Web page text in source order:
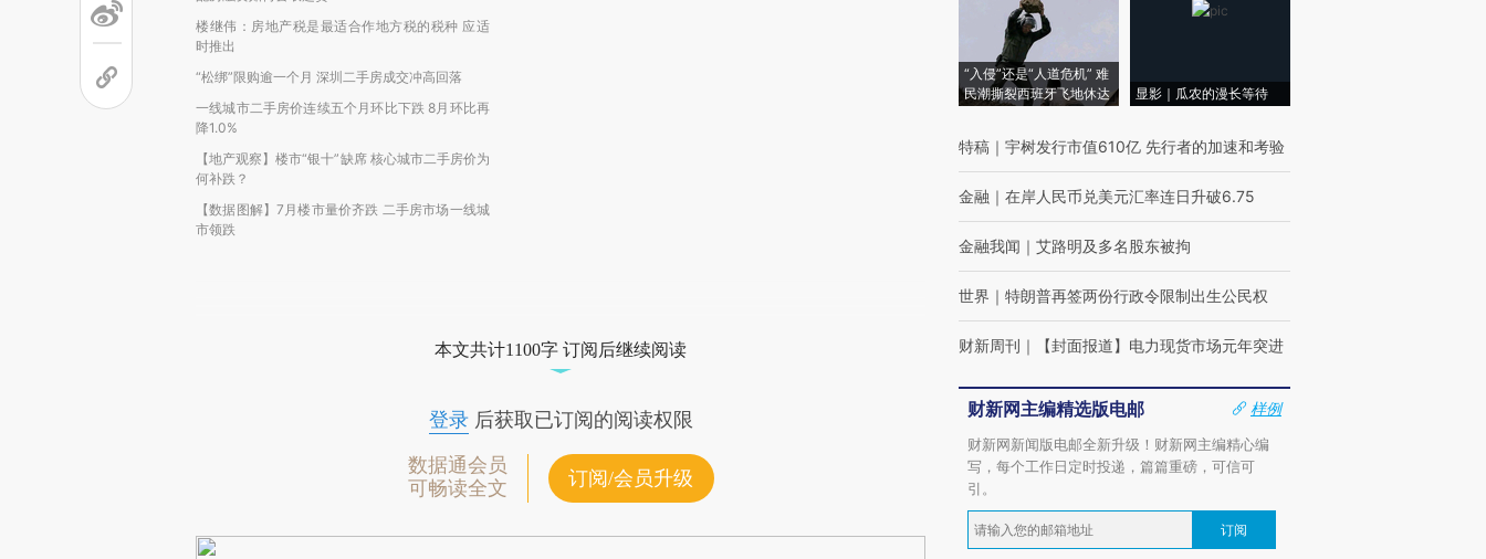
楼继伟：房地产税是最适合作地方税的税种 应适
时推出
“松绑”限购逾一个月 深圳二手房成交冲高回落
一线城市二手房价连续五个月环比下跌 8月环比再
降1.0%
【地产观察】楼市“银十”缺席 核心城市二手房价为
何补跌？
【数据图解】7月楼市量价齐跌 二手房市场一线城
市领跌
本文共计1100字 订阅后继续阅读
登录后获取已订阅的阅读权限
数据通会员
可畅读全文
订阅/会员升级
“入侵”还是“人道危机” 难
民潮撕裂西班牙飞地休达
显影｜瓜农的漫长等待
特稿 ｜ 宇树发行市值610亿 先行者的加速和考验
金融 ｜ 在岸人民币兑美元汇率连日升破6.75
金融我闻 ｜ 艾路明及多名股东被拘
世界 ｜ 特朗普再签两份行政令限制出生公民权
财新周刊 ｜ 【封面报道】电力现货市场元年突进
财新网主编精选版电邮
样例
财新网新闻版电邮全新升级！财新网主编精心编
写，每个工作日定时投递，篇篇重磅，可信可
引。
订阅